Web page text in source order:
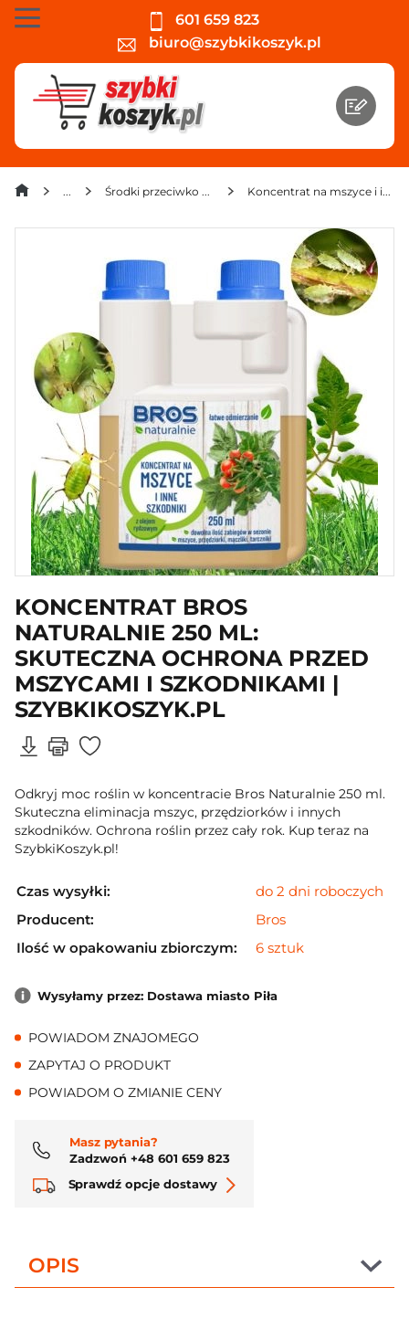
601 659 823
biuro@szybkikoszyk.pl
Środki przeciwko owadom, gryzoniom, kretom Koncentrat na mszyce i inne szkodniki Bros Naturalnie 250 ml
KONCENTRAT BROS
NATURALNIE 250 ML:
SKUTECZNA OCHRONA PRZED
MSZYCAMI I SZKODNIKAMI |
SZYBKIKOSZYK.PL
Odkryj moc roślin w koncentracie Bros Naturalnie 250 ml.
Skuteczna eliminacja mszyc, przędziorków i innych
szkodników. Ochrona roślin przez cały rok. Kup teraz na
SzybkiKoszyk.pl!
Czas wysyłki:
do 2 dni roboczych
Producent:
Bros
Ilość w opakowaniu zbiorczym:
6 sztuk
Wysyłamy przez: Dostawa miasto Piła
POWIADOM ZNAJOMEGO
ZAPYTAJ O PRODUKT
POWIADOM O ZMIANIE CENY
Masz pytania?
Zadzwoń +48 601 659 823
Sprawdź opcje dostawy
OPIS